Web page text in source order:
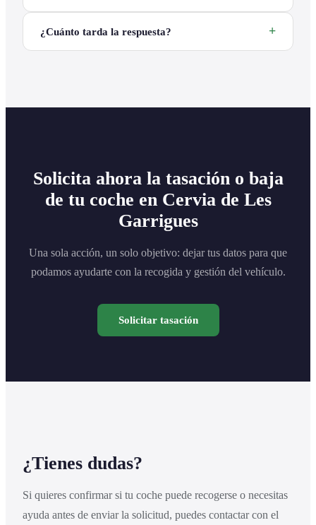
¿Cuánto tarda la respuesta?
Solicita ahora la tasación o baja
de tu coche en Cervia de Les
Garrigues
Una sola acción, un solo objetivo: dejar tus datos para que
podamos ayudarte con la recogida y gestión del vehículo.
Solicitar tasación
¿Tienes dudas?
Si quieres confirmar si tu coche puede recogerse o necesitas
ayuda antes de enviar la solicitud, puedes contactar con el